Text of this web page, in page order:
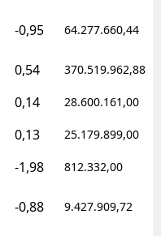
-0,95 64.277.660,44
0,54 370.519.962,88
0,14 28.600.161,00
0,13 25.179.899,00
-1,98 812.332,00
-0,88 9.427.909,72